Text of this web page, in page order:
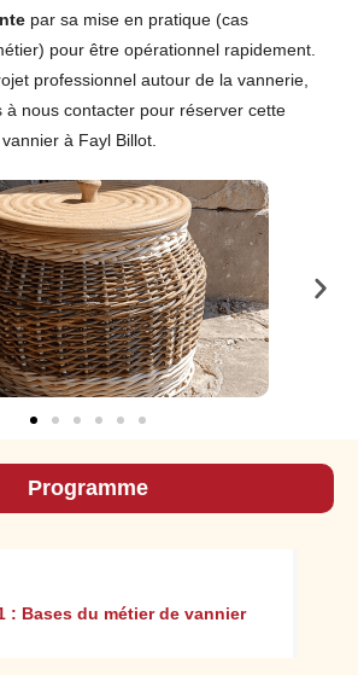
par sa mise en pratique (cas
pour être opérationnel rapidement.
professionnel autour de la vannerie,
à nous contacter pour réserver cette
à Fayl Billot.
Programme
: Bases du métier de vannier